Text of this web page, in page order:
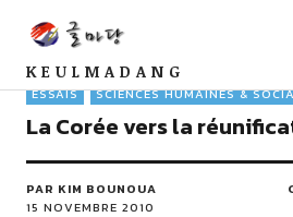
KEULMADANG
ESSAIS SCIENCES HUMAINES &
La Corée vers la
PAR KIM BOUNOUA
15 NOVEMBRE 2010